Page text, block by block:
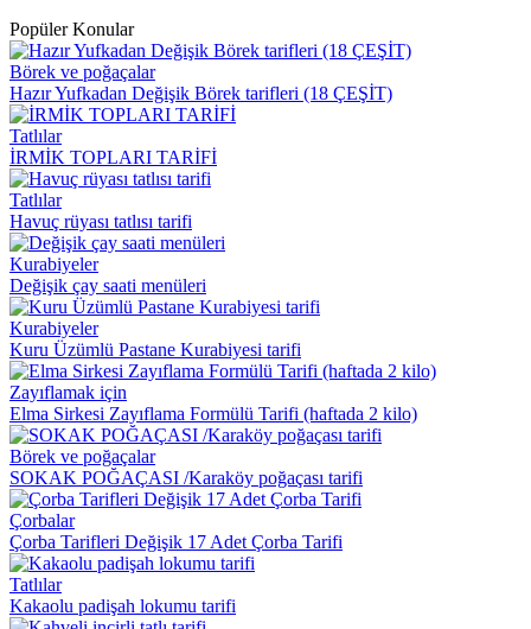
Popüler Konular
Börek ve poğaçalar
Hazır Yufkadan Değişik Börek tarifleri (18 ÇEŞİT)
Tatlılar
İRMİK TOPLARI TARİFİ
Tatlılar
Havuç rüyası tatlısı tarifi
Kurabiyeler
Değişik çay saati menüleri
Kurabiyeler
Kuru Üzümlü Pastane Kurabiyesi tarifi
Zayıflamak için
Elma Sirkesi Zayıflama Formülü Tarifi (haftada 2 kilo)
Börek ve poğaçalar
SOKAK POĞAÇASI /Karaköy poğaçası tarifi
Çorbalar
Çorba Tarifleri Değişik 17 Adet Çorba Tarifi
Tatlılar
Kakaolu padişah lokumu tarifi